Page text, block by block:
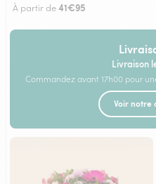
À partir de41€95
Livraison
Commandez avant 17h00 pour
Voir notre